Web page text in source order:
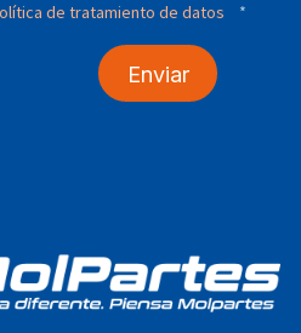
de tratamiento de datos *
Enviar